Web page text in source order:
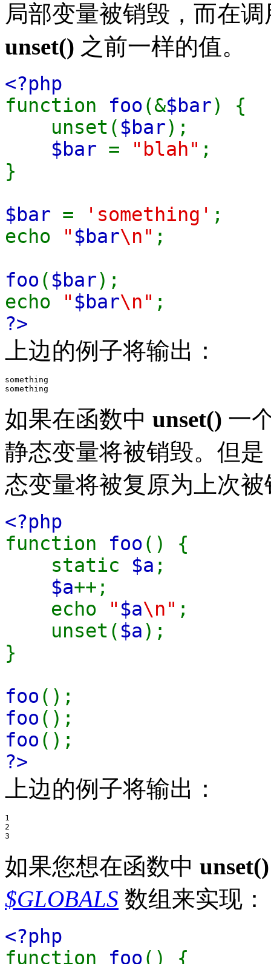
局部变量被销毁，而在
unset() 之前一样的值。
<?php
function foo(&$bar) {
unset( $bar);
$bar = "blah" ;
}
$bar = 'something' ;
echo
" $bar\n" ;
foo( $bar);
echo
" $bar\n" ;
?>
上边的例子将输出：
something
如果在函数中 unset() 一
静态变量将被销毁。但
态变量将被复原为上次
<?php
function foo() {
static $a ;
$a++;
echo
" $a\n" ;
unset( $a);
}
foo();
foo();
foo();
?>
上边的例子将输出：
1
2
如果您想在函数中 unset()
$GLOBALS 数组来实现：
<?php
function foo() {